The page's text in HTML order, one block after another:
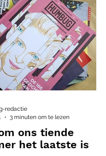
ons tiende
het laatste is
redactie
3 minuten om te lezen